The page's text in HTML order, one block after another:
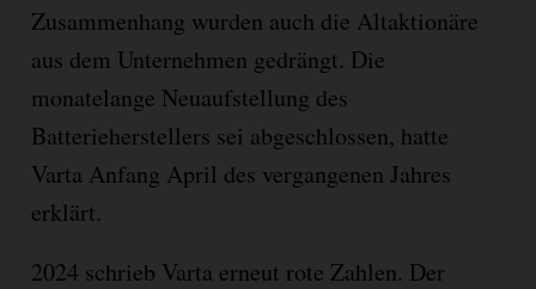
Zusammenhang wurden auch die Altaktionäre
aus dem Unternehmen gedrängt. Die
monatelange Neuaufstellung des
Batterieherstellers sei abgeschlossen, hatte
Varta Anfang April des vergangenen Jahres
erklärt.
2024 schrieb Varta erneut rote Zahlen. Der